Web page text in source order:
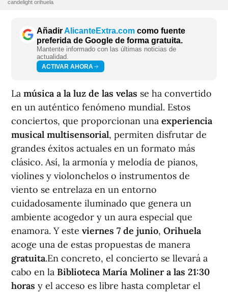
candelight orihuela
AñadirAlicanteExtra.com como fuente
preferida de Google de forma gratuita.
Mantente informado con las últimas noticias de
actualidad.
ACTIVAR AHORA
La música a la luz de las velas se ha convertido
en un auténtico fenómeno mundial. Estos
conciertos, que proporcionan una experiencia
musical multisensorial, permiten disfrutar de
grandes éxitos actuales en un formato más
clásico. Así, la armonía y melodía de pianos,
violines y violonchelos o instrumentos de
viento se entrelaza en un entorno
cuidadosamente iluminado que genera un
ambiente acogedor y un aura especial que
enamora. Y este viernes 7 de junio, Orihuela
acoge una de estas propuestas de manera
gratuita.En concreto, el concierto se llevará a
cabo en la Biblioteca María Moliner a las 21:30
horas y el acceso es libre hasta completar el